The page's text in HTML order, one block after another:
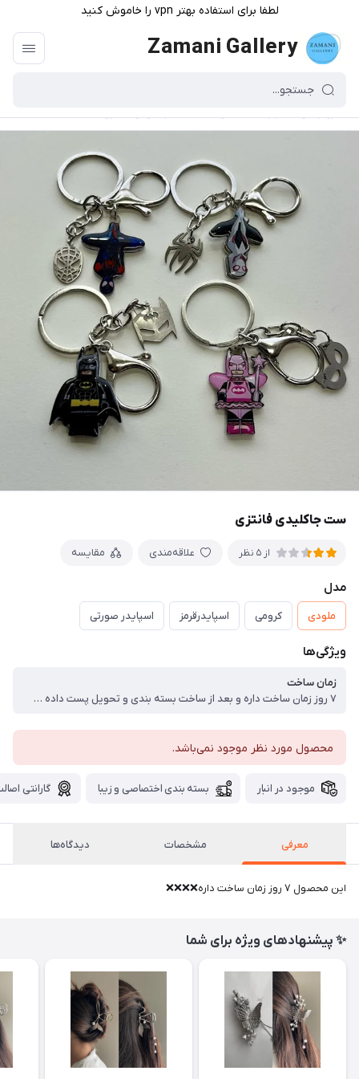
لطفا برای استفاده بهتر vpn را خاموش کنید
Zamani Gallery
ست جاکلیدی فانتزی
از 5 نظر علاقه‌مندی مقایسه
مدل
ملودی کرومی اسپایدرقرمز اسپایدر صورتی
ویژگی‌ها
زمان ساخت
۷ روز زمان ساخت داره و بعد از ساخت بسته بندی و تحویل پست داده میشه❌
محصول مورد نظر موجود نمی‌باشد.
موجود در انبار بسته بندی اختصاصی و زیبا گارانتی
معرفی مشخصات دیدگاه‌ها
این محصول ۷ روز زمان ساخت داره❌❌❌❌
✨ پیشنهادهای ویژه برای شما